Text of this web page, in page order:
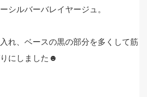
シルバーバレイヤージュ。
れ、ベースの黒の部分を多くして筋
にしました☻